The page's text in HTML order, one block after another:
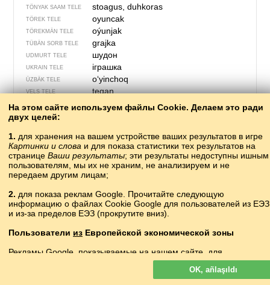
TÖNYAK SAAM TELE stoagus, duhkoras
TÖREK TELE oyuncak
TÖREKMÄN TELE oýunjak
TÜBÄN SORB TELE grajka
UDMURT TELE шудон
UKRAIN TELE іграшка
ÜZBÄK TELE oʻyinchoq
VELS TELE tegan
VILAMOV TELE
VYET TELE đồ chơi
YAPON TELE おもちゃ
YAQUT TELE оонньуур
YUĞARI SORB TELE hrajka
На этом сайте используем файлы Cookie. Делаем это ради
двух целей:
1. для хранения на вашем устройстве ваших результатов в игре
Картинки и слова и для показа статистики тех результатов на
странице Ваши результаты; эти результаты недоступны ишным
пользователям, мы их не храним, не анализируем и не
передаем другим лицам;
2. для показа реклам Google. Прочитайте следующую
информацию о файлах Cookie Google для пользователей из ЕЭЗ
и из-за пределов ЕЭЗ (прокрутите вниз).
Пользователи из Европейской экономической зоны
Рекламы Google, показываемые на нашем сайте, для
персонализируются. В такой рекламе
файлы cookie не используются для персонализации объявлений,
но служат для ограничения частоты показов, подготовки сводных
OK, añlaşıldı